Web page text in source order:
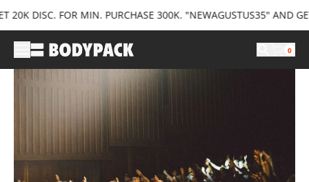
DISC. FOR MIN. PURCHASE 300K. "NEWAGUSTUS35" AND GET
0